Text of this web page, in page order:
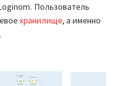
Пользователь
хранилище, а именно